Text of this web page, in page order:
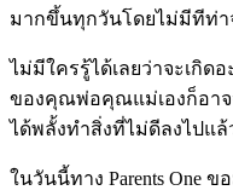
มากขึ้นทุกวันโดยไม่มีทีท่า
ไม่มีใครรู้ได้เลยว่าจะเกิด
ของคุณพ่อคุณแม่เองก็อาจ
ได้พลั้งทำสิ่งที่ไม่ดีลงไปแล้
ในวันนี้ทาง Parents One